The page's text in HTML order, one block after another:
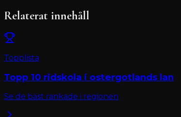
Relaterat innehåll
Topplista
Topp 10 ridskola i ostergotlands lan
Se de bäst rankade i regionen